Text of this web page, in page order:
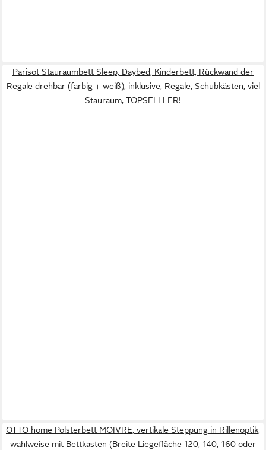
Parisot Stauraumbett Sleep, Daybed, Kinderbett, Rückwand der
Regale drehbar (farbig + weiß), inklusive, Regale, Schubkästen, viel
Stauraum, TOPSELLLER!
OTTO home Polsterbett MOIVRE, vertikale Steppung in Rillenoptik,
wahlweise mit Bettkasten (Breite Liegefläche 120, 140, 160 oder